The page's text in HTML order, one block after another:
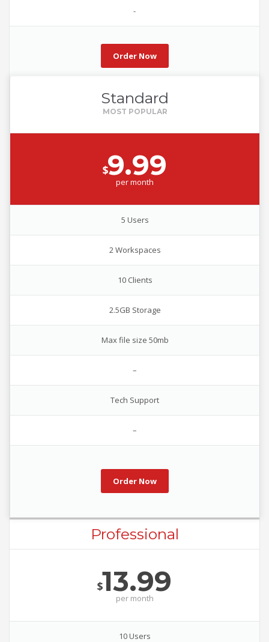
-
Order Now
Standard
$9.99
permonth
5 Users
2 Workspaces
10 Clients
2.5GB Storage
Max file size 50mb
–
Tech Support
–
Order Now
Professional
$13.99
per month
10 Users